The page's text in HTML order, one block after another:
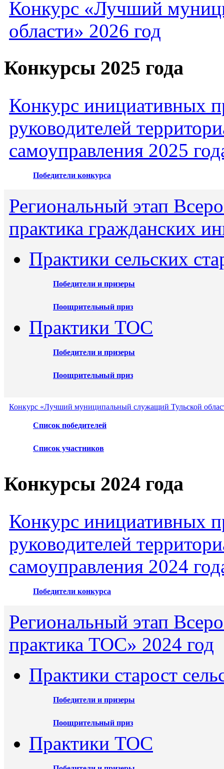
Конкурс «Лучший
области» 2026 год
Конкурсы 2025 года
Конкурс инициативных
руководителей
самоуправления 2025
Победители конкурса
Региональный этап
практика гражданских
Практики сельских
Победители и призеры
Поощрительный приз
Практики ТОС
Победители и призеры
Поощрительный приз
Конкурс «Лучший муниципальный служащий Тульской
Список победителей
Список участников
Конкурсы 2024 года
Конкурс инициативных
руководителей
самоуправления 2024
Победители конкурса
Региональный этап
практика ТОС» 2024 год
Практики старост
Победители и призеры
Поощрительный приз
Практики ТОС